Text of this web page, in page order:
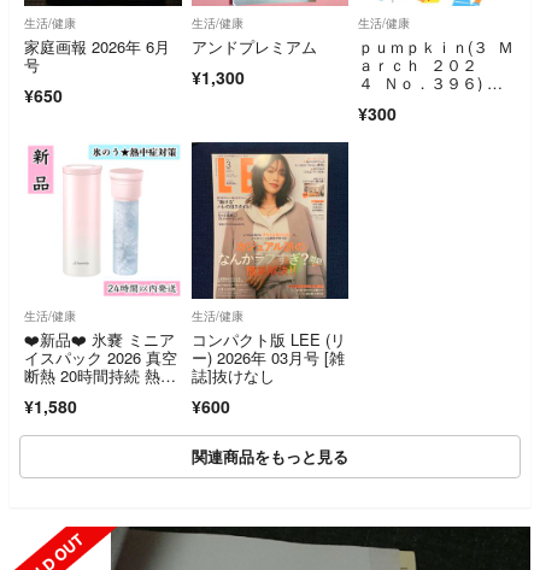
生活/健康
家庭画報 2026年 6月
号
¥650
生活/健康
アンドプレミアム
¥1,300
生活/健康
ｐｕｍｐｋｉｎ(３ Ｍ
ａｒｃｈ ２０２
４ Ｎｏ．３９６) 月
¥300
生活/健康
❤️新品❤️ 氷嚢 ミニア
イスパック 2026 真空
断熱 20時間持続 熱中
¥1,580
生活/健康
コンパクト版 LEE (リ
ー) 2026年 03月号 [雑
誌]抜けなし
¥600
関連商品をもっと見る
SOLD OUT